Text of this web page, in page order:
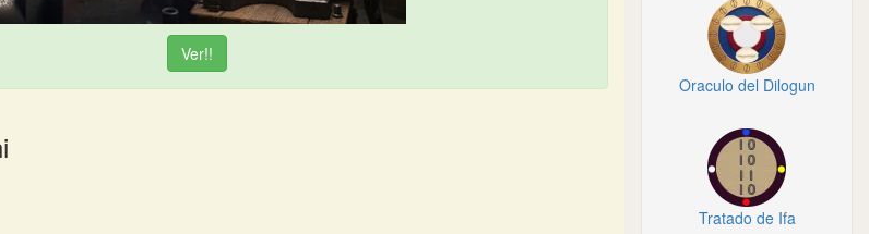
Ver!!
Oraculo del Dilogun
Tratado de Ifa